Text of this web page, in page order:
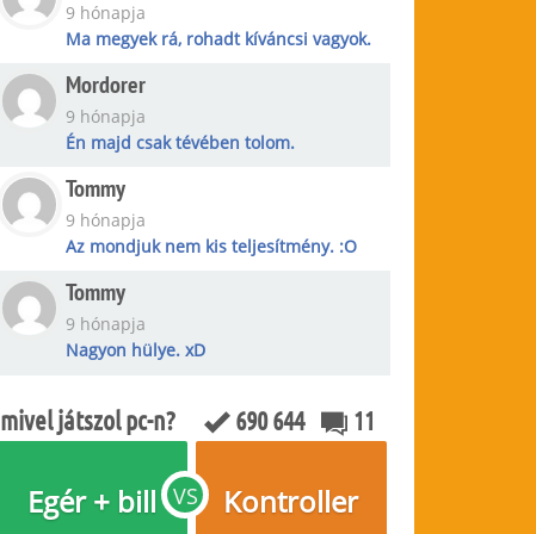
9 hónapja
Ma megyek rá, rohadt kíváncsi vagyok.
Mordorer
9 hónapja
Én majd csak tévében tolom.
Tommy
9 hónapja
Az mondjuk nem kis teljesítmény. :O
Tommy
9 hónapja
Nagyon hülye. xD
mivel játszol pc-n? 690 644 11
VS
Egér + bill Kontroller